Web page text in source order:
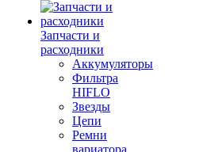
Запчасти и
расходники
Аккумуляторы
Фильтра
HIFLO
Звезды
Цепи
Ремни
вариатора